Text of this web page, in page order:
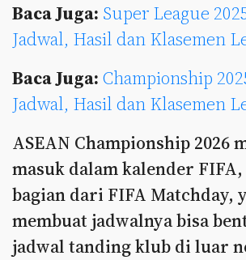
Baca Juga: Super League
Jadwal, Hasil dan Klasemen
Baca Juga: Championship
Jadwal, Hasil dan Klasemen
ASEAN Championship 2026
masuk dalam kalender
bagian dari FIFA Matchday,
membuat jadwalnya bisa
jadwal tanding klub di luar